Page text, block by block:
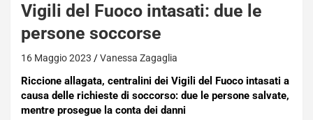
Vigili del Fuoco intasati: due le
persone soccorse
16 Maggio 2023 Vanessa Zagaglia
Riccione allagata, centralini dei Vigili del Fuoco intasati a
causa delle richieste di soccorso: due le persone salvate,
mentre prosegue la conta dei danni